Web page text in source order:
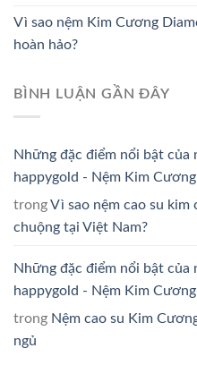
Vì sao nệm Kim Cương
hoàn hảo?
BÌNH LUẬN GẦN ĐÂY
Những đặc điểm nổi bật của
happygold - Nệm Kim Cương
trongVì sao nệm cao su
chuộng tại Việt Nam?
Những đặc điểm nổi bật của
happygold - Nệm Kim Cương
trong Nệm cao su Kim
ngủ